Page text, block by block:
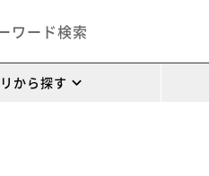
から探す